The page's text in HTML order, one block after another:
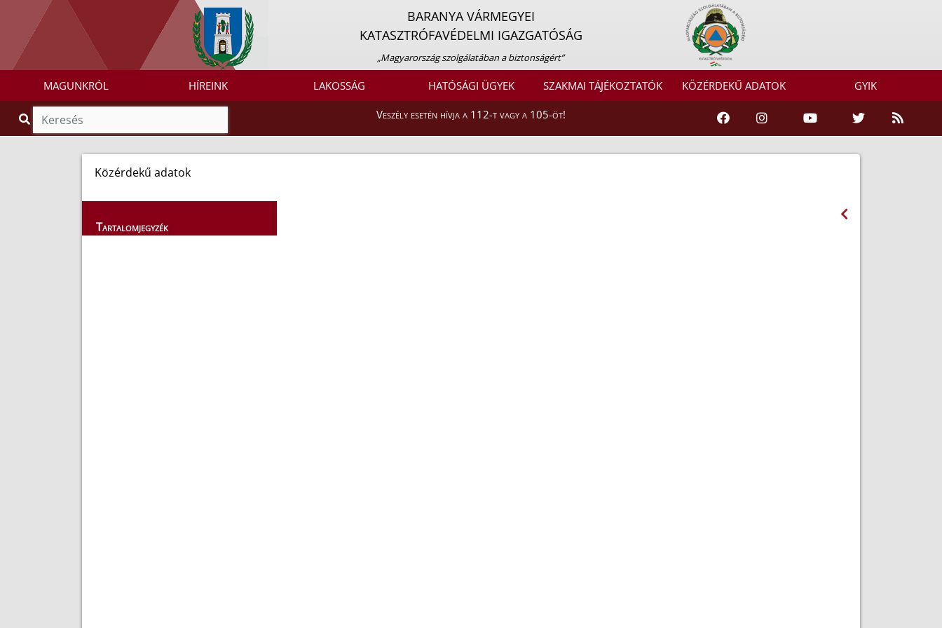
BARANYA VÁRMEGYEI
KATASZTRÓFAVÉDELMI IGAZGATÓSÁG
„Magyarország szolgálatában a biztonságért”
MAGUNKRÓL HÍREINK LAKOSSÁG HATÓSÁGI ÜGYEK SZAKMAI TÁJÉKOZTATÓK KÖZÉRDEKŰ ADATOK GYIK
Veszély esetén hívja a 112-t vagy a 105-öt!
Közérdekű adatok
Tartalomjegyzék